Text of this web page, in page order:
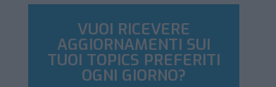
VUOI RICEVERE
AGGIORNAMENTI SUI
TUOI TOPICS PREFERITI
OGNI GIORNO?